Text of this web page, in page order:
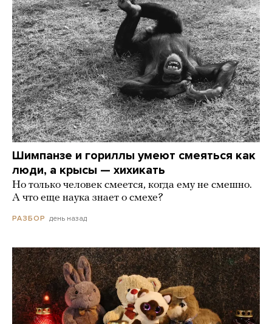
Шимпанзе и гориллы умеют смеяться как
люди, а крысы — хихикать
Но только человек смеется, когда ему не смешно.
А что еще наука знает о смехе?
РАЗБОР день назад